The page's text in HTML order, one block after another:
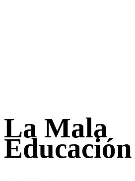
La Mala
Educación